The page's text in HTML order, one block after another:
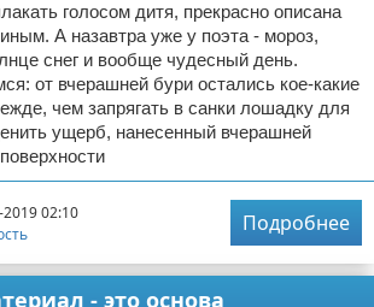
голосом дитя, прекрасно описана
А назавтра уже у поэта - мороз,
снег и вообще чудесный день.
от вчерашней бури остались кое-какие
чем запрягать в санки лошадку для
ущерб, нанесенный вчерашней
02:10
Подробнее
- это основа